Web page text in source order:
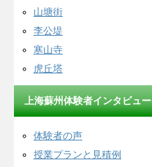
山塘街
李公堤
寒山寺
虎丘塔
上海蘇州体験者インタビュー
体験者の声
授業プランと見積例